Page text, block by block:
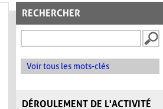
RECHERCHER
Voir tous les mots-clés
DÉROULEMENT DE L'ACTIVITÉ